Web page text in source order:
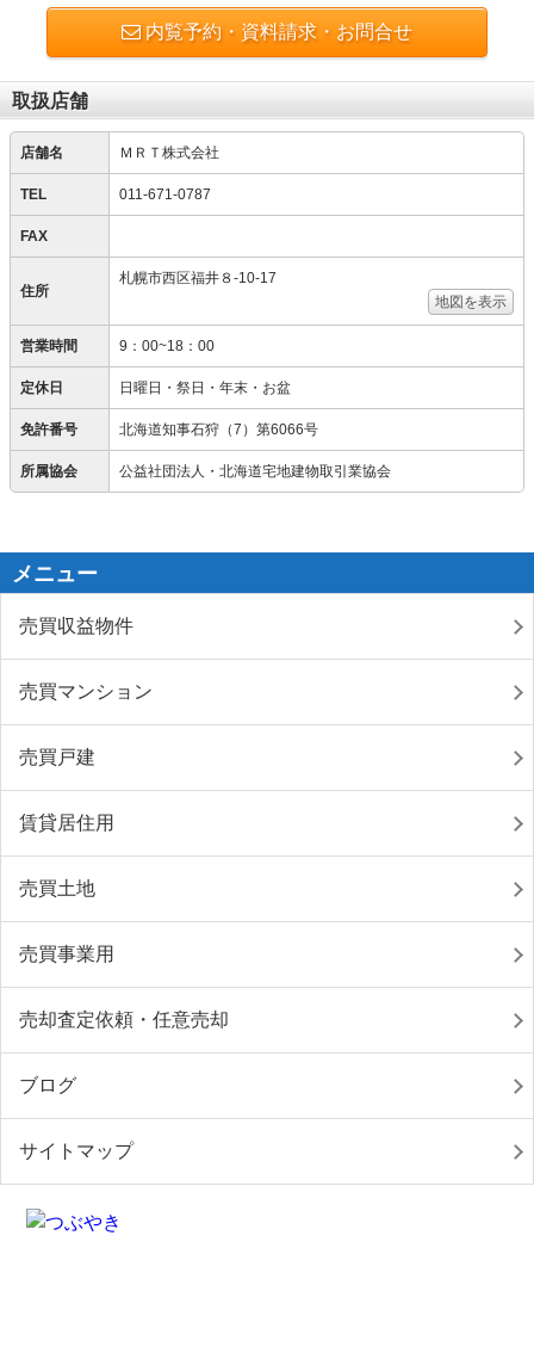
内覧予約・資料請求・お問合せ
取扱店舗
店舗名 ＭＲＴ株式会社
TEL 011-671-0787
FAX
住所
札幌市西区福井８‐10‐17
地図を表示
営業時間 9：00~18：00
定休日 日曜日・祭日・年末・お盆
免許番号 北海道知事石狩（7）第6066号
所属協会 公益社団法人・北海道宅地建物取引業協会
メニュー
売買収益物件
売買マンション
売買戸建
賃貸居住用
売買土地
売買事業用
売却査定依頼・任意売却
ブログ
サイトマップ